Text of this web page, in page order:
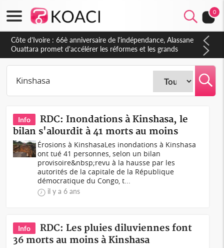
0
Info
RDC: Inondations à Kinshasa, le
bilan s'alourdit à 41 morts au moins
Érosions à KinshasaLes inondations à Kinshasa
ont tué 41 personnes, selon un bilan
provisoire&nbsp;revu à la hausse par les
autorités de la capitale de la République
démocratique du Congo, t...
il y a 6 ans
Info
RDC: Les pluies diluviennes font
36 morts au moins à Kinshasa